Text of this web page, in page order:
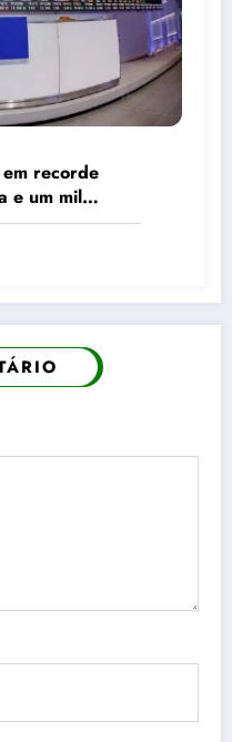
recorde
e um mil
para cinco